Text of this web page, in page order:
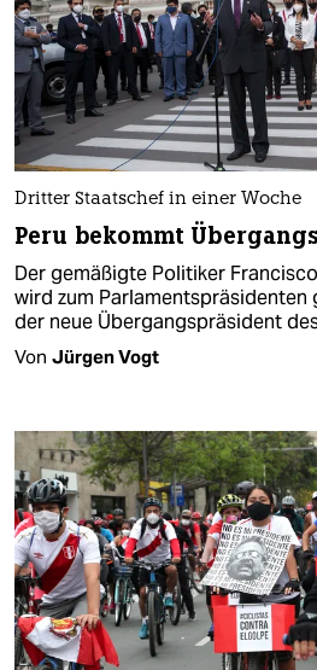
Dritter Staatschef in einer Woche
Peru bekommt
Der gemäßigte Politiker
wird zum Parlamentspräsidenten
der neue Übergangspräsident
Von Jürgen Vogt